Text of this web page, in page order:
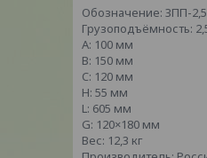
Обозначение: ЗПП-
Грузоподъёмность:
A: 100 мм
B: 150 мм
C: 120 мм
H: 55 мм
L: 605 мм
G: 120×180 мм
Вес: 12,3 кг